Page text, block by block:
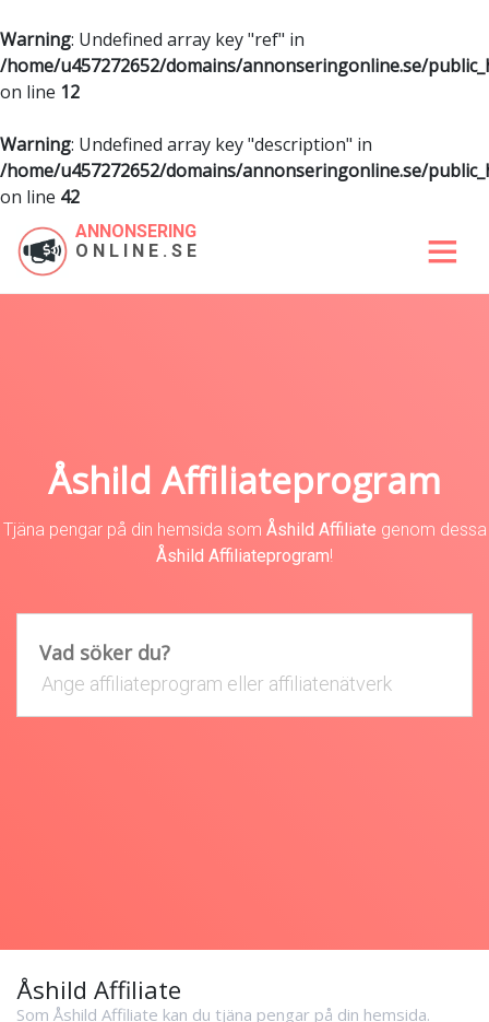
Warning: Undefined array key "ref" in
/home/u457272652/domains/annonseringonline.se/
on line 12
Warning: Undefined array key "description" in
/home/u457272652/domains/annonseringonline.se/
on line 42
ANNONSERING
ONLINE.SE
Åshild Affiliateprogram
Tjäna pengar på din hemsida som Åshild Affiliate genom dessa
Åshild Affiliateprogram!
Vad söker du?
Åshild Affiliate
Som Åshild Affiliate kan du tjäna pengar på din hemsida.